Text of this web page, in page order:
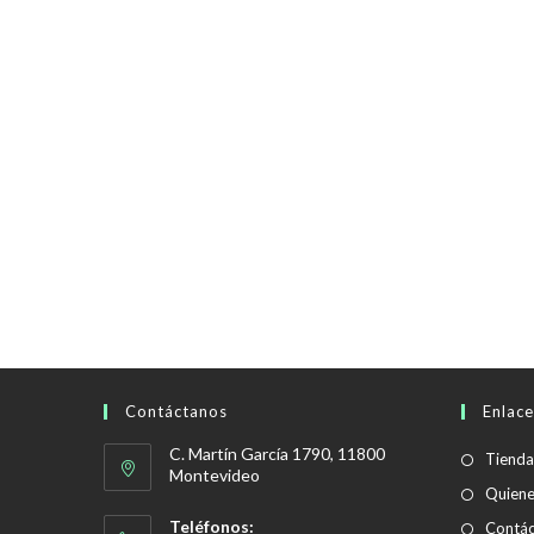
Contáctanos
C. Martín García 1790, 11800
Montevideo
Teléfonos:
Tienda